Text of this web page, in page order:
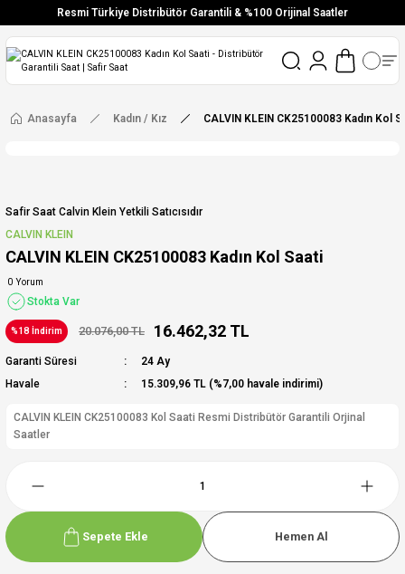
Resmi Türkiye Distribütör Garantili & %100 Orijinal Saatler
Vade Farksız 6 Taksit
Ücretsiz Kargo
Anasayfa Kadın / Kız CALVIN KLEIN CK25100083 Kadın Kol
Safir Saat Calvin Klein Yetkili Satıcısıdır
CALVIN KLEIN
CALVIN KLEIN CK25100083 Kadın Kol Saati
0 Yorum
Stokta Var
%18 İndirim 20.076,00 TL 16.462,32 TL
Garanti Süresi
24 Ay
Havale
15.309,96 TL (%7,00 havale indirimi)
CALVIN KLEIN CK25100083 Kol Saati Resmi Distribütör Garantili Orjinal
Saatler
Sepete Ekle Hemen Al